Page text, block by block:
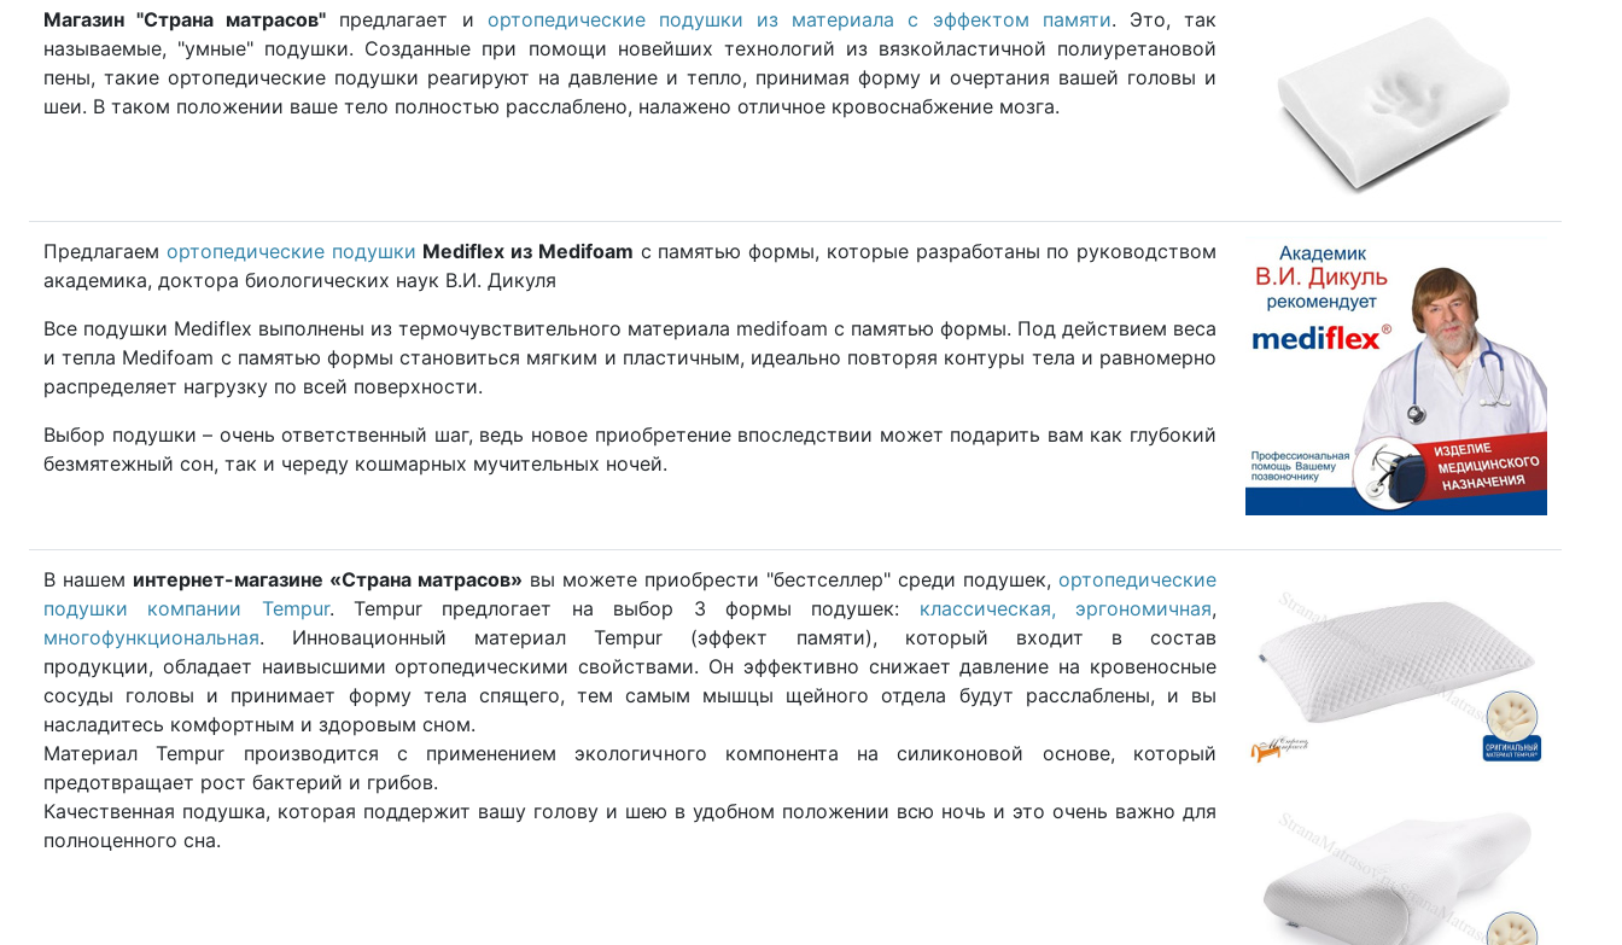
Магазин "Страна матрасов" предлагает и ортопедические подушки из материала с эффектом памяти. Это, так
называемые, "умные" подушки. Созданные при помощи новейших технологий из вязкойластичной полиуретановой
пены, такие ортопедические подушки реагируют на давление и тепло, принимая форму и очертания вашей головы и
шеи. В таком положении ваше тело полностью расслаблено, налажено отличное кровоснабжение мозга.
Предлагаем ортопедические подушки Mediflex из Medifoam с памятью формы, которые разработаны по руководством
академика, доктора биологических наук В.И. Дикуля
Все подушки Mediflex выполнены из термочувствительного материала medifoam с памятью формы. Под действием веса
и тепла Medifoam с памятью формы становиться мягким и пластичным, идеально повторяя контуры тела и равномерно
распределяет нагрузку по всей поверхности.
Выбор подушки – очень ответственный шаг, ведь новое приобретение впоследствии может подарить вам как глубокий
безмятежный сон, так и череду кошмарных мучительных ночей.
В нашем интернет-магазине «Страна матрасов» вы можете приобрести "бестселлер" среди подушек, ортопедические
подушки компании Tempur. Tempur предлогает на выбор 3 формы подушек: классическая, эргономичная,
многофункциональная. Инновационный материал Tempur (эффект памяти), который входит в состав
продукции, обладает наивысшими ортопедическими свойствами. Он эффективно снижает давление на кровеносные
сосуды головы и принимает форму тела спящего, тем самым мышцы щейного отдела будут расслаблены, и вы
насладитесь комфортным и здоровым сном.
Материал Tempur производится с применением экологичного компонента на силиконовой основе, который
предотвращает рост бактерий и грибов.
Качественная подушка, которая поддержит вашу голову и шею в удобном положении всю ночь и это очень важно для
полноценного сна.